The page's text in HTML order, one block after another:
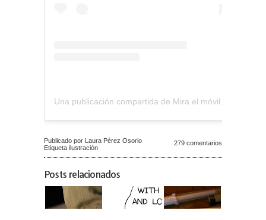
Una publicación compartida de Mira el móvil (@miraelmovil)
Publicado por Laura Pérez Osorio
Etiqueta ilustración
279 comentarios
Posts relacionados